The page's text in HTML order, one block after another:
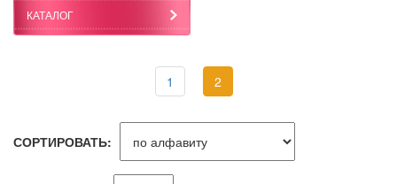
КАТАЛОГ
1 2
СОРТИРОВАТЬ: